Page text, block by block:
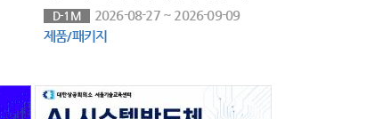
D-1M
2026-08-27 ~ 2026-09-09
제품/패키지